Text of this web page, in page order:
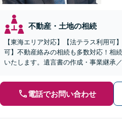
不動産・土地の相続
【東海エリア対応】【法テラス利用可
可】不動産絡みの相続も多数対応！相
いたします。遺言書の作成・事業継承
電話でお問い合わせ